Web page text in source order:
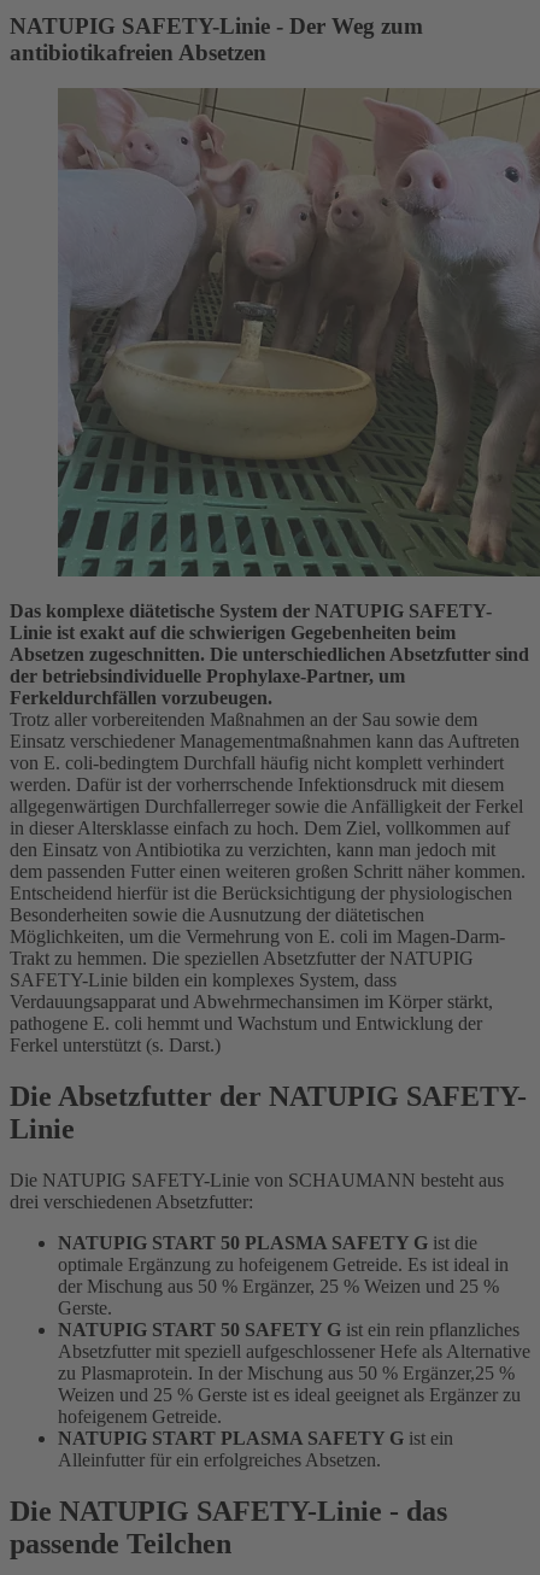
NATUPIG SAFETY-Linie - Der Weg zum
antibiotikafreien Absetzen
Das komplexe diätetische System der NATUPIG SAFETY-
Linie ist exakt auf die schwierigen Gegebenheiten beim
Absetzen zugeschnitten. Die unterschiedlichen Absetzfutter sind
der betriebsindividuelle Prophylaxe-Partner, um
Ferkeldurchfällen vorzubeugen.
Trotz aller vorbereitenden Maßnahmen an der Sau sowie dem
Einsatz verschiedener Managementmaßnahmen kann das Auftreten
von E. coli-bedingtem Durchfall häufig nicht komplett verhindert
werden. Dafür ist der vorherrschende Infektionsdruck mit diesem
allgegenwärtigen Durchfallerreger sowie die Anfälligkeit der Ferkel
in dieser Altersklasse einfach zu hoch. Dem Ziel, vollkommen auf
den Einsatz von Antibiotika zu verzichten, kann man jedoch mit
dem passenden Futter einen weiteren großen Schritt näher kommen.
Entscheidend hierfür ist die Berücksichtigung der physiologischen
Besonderheiten sowie die Ausnutzung der diätetischen
Möglichkeiten, um die Vermehrung von E. coli im Magen-Darm-
Trakt zu hemmen. Die speziellen Absetzfutter der NATUPIG
SAFETY-Linie bilden ein komplexes System, dass
Verdauungsapparat und Abwehrmechansimen im Körper stärkt,
pathogene E. coli hemmt und Wachstum und Entwicklung der
Ferkel unterstützt (s. Darst.)
Die Absetzfutter der NATUPIG SAFETY-
Linie
Die NATUPIG SAFETY-Linie von SCHAUMANN besteht aus
drei verschiedenen Absetzfutter:
NATUPIG START 50 PLASMA SAFETY G ist die
optimale Ergänzung zu hofeigenem Getreide. Es ist ideal in
der Mischung aus 50 % Ergänzer, 25 % Weizen und 25 %
Gerste.
NATUPIG START 50 SAFETY G ist ein rein pflanzliches
Absetzfutter mit speziell aufgeschlossener Hefe als Alternative
zu Plasmaprotein. In der Mischung aus 50 % Ergänzer,25 %
Weizen und 25 % Gerste ist es ideal geeignet als Ergänzer zu
hofeigenem Getreide.
NATUPIG START PLASMA SAFETY G ist ein
Alleinfutter für ein erfolgreiches Absetzen.
Die NATUPIG SAFETY-Linie - das
passende Teilchen